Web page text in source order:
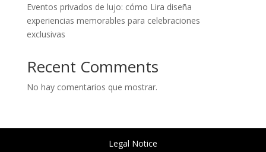
Eventos privados de lujo: cómo Lira diseña
experiencias memorables para celebraciones
exclusivas
Recent Comments
No hay comentarios que mostrar.
Legal Notice